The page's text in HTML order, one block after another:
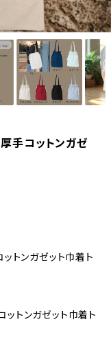
厚手コットンガゼ
ットンガゼット巾着ト
トンガゼット巾着ト